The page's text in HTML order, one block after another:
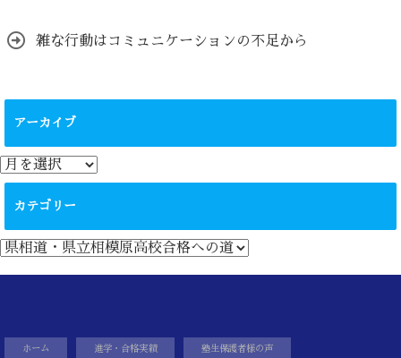
雑な行動はコミュニケーションの不足から
アーカイブ
ア
ー
カテゴリー
カ
テ
ゴ
ホーム 進学・合格実績 塾生保護者様の声